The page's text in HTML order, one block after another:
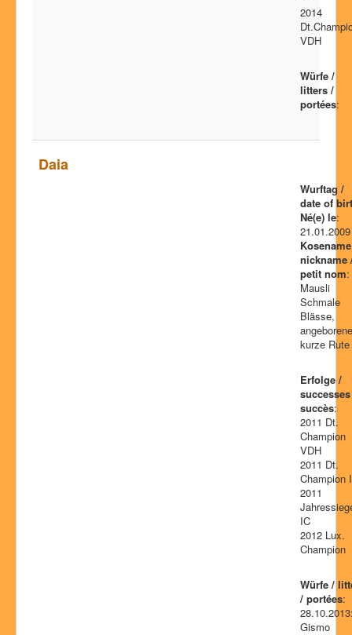
2014
VDH
Würfe /
litters /
portées:
Daia
Wurftag /
date of
Né(e) le:
21.01.2009
nickname
petit nom:
Mausli
Schmale
Blässe,
angeborene
kurze Rute
Erfolge /
succès:
2011 Dt.
Champion
VDH
2011 Dt.
Champion
2011
IC
2012 Lux.
Champion
Würfe /
/ portées:
Gismo